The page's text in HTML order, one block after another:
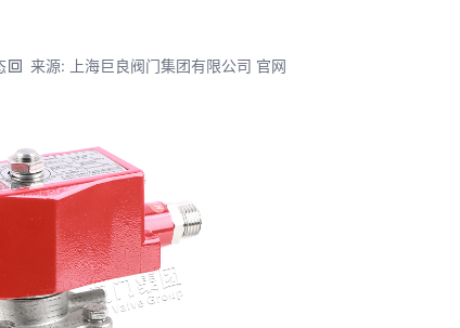
来源:
上海巨良阀门集团有限公司 官网